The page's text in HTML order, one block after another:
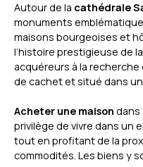
Autour de la cathédrale
monuments
maisons bourgeoises et
l’histoire prestigieuse de
acquéreurs à la recherche
de cachet et situé dans
Acheter une maison dans
privilège de vivre dans un
tout en profitant de la
commodités. Les biens y